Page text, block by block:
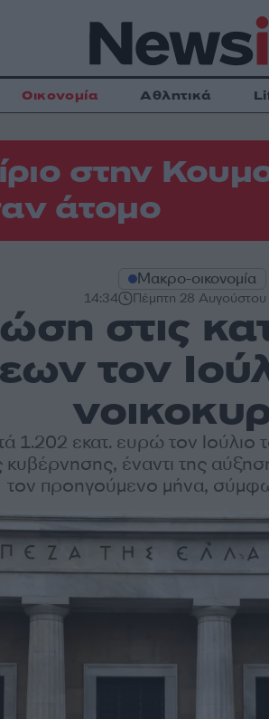
Οικονομία Αθλητικά
στην
άτομο
Μακρο-οικονομία
14:34 Πέμπτη 28
στις
τον
1.202 εκατ. ευρώ τον Ιούλιο
κυβέρνησης, έναντι της
τον προηγούμενο μήνα,